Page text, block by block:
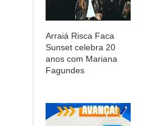
Arraiá Risca Faca
Sunset celebra 20
anos com Mariana
Fagundes